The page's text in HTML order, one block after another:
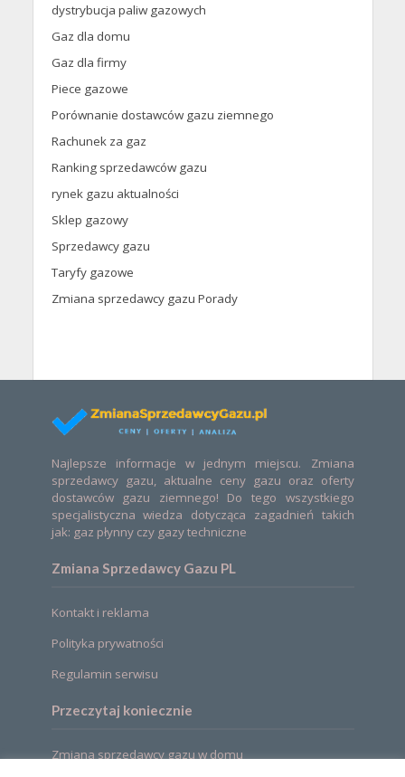
dystrybucja paliw gazowych
Gaz dla domu
Gaz dla firmy
Piece gazowe
Porównanie dostawców gazu ziemnego
Rachunek za gaz
Ranking sprzedawców gazu
rynek gazu aktualności
Sklep gazowy
Sprzedawcy gazu
Taryfy gazowe
Zmiana sprzedawcy gazu Porady
Najlepsze informacje w jednym miejscu. Zmiana
sprzedawcy gazu, aktualne ceny gazu oraz oferty
dostawców gazu ziemnego! Do tego wszystkiego
specjalistyczna wiedza dotycząca zagadnień takich
jak: gaz płynny czy gazy techniczne
Zmiana Sprzedawcy Gazu PL
Kontakt i reklama
Polityka prywatności
Regulamin serwisu
Przeczytaj koniecznie
Zmiana sprzedawcy gazu w domu